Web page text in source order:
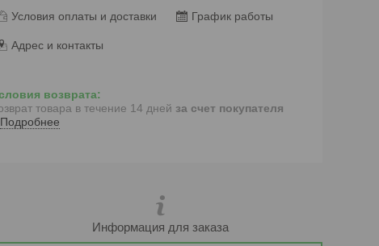
Условия оплаты и доставки График работы
Адрес и контакты
товара в течение 14 дней за счет покупателя
Подробнее
Информация для заказа